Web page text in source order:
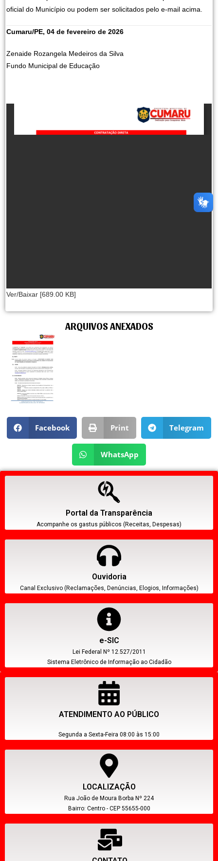
oficial do Município ou podem ser solicitados pelo e-mail acima.
Cumaru/PE, 04 de fevereiro de 2026
Zenaide Rozangela Medeiros da Silva
Fundo Municipal de Educação
Ver/Baixar [689.00 KB]
ARQUIVOS ANEXADOS
Facebook Print Telegram
WhatsApp
Portal da Transparência
Acompanhe os gastus públicos (Receitas, Despesas)
Ouvidoria
Canal Exclusivo (Reclamações, Denúncias, Elogios, Informações)
e-SIC
Lei Federal Nº 12.527/2011
Sistema Eletrônico de Informação ao Cidadão
ATENDIMENTO AO PÚBLICO
Segunda a Sexta-Feira 08:00 às 15:00
LOCALIZAÇÃO
Rua João de Moura Borba Nº 224
Bairro: Centro - CEP 55655-000